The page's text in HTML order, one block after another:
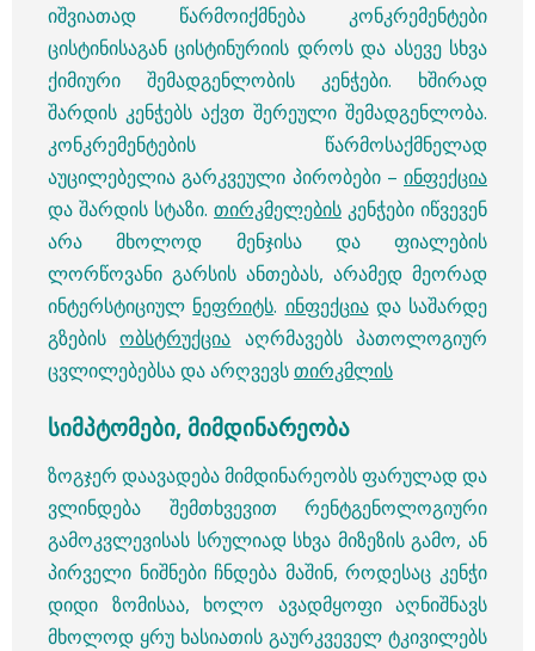
იშვიათად წარმოიქმნება კონკრემენტები
ცისტინისაგან ცისტინურიის დროს და ასევე სხვა
ქიმიური შემადგენლობის კენჭები. ხშირად
შარდის კენჭებს აქვთ შერეული შემადგენლობა.
კონკრემენტების წარმოსაქმნელად
აუცილებელია გარკვეული პირობები – ინფექცია
და შარდის სტაზი. თირკმელების კენჭები იწვევენ
არა მხოლოდ მენჯისა და ფიალების
ლორწოვანი გარსის ანთებას, არამედ მეორად
ინტერსტიციულ ნეფრიტს. ინფექციადა საშარდე
გზებისობსტრუქცია აღრმავებს პათოლოგიურ
ცვლილებებსა და არღვევსთირკმლის
სიმპტომები, მიმდინარეობა
ზოგჯერ დაავადება მიმდინარეობს ფარულად და
ვლინდება შემთხვევით რენტგენოლოგიური
გამოკვლევისას სრულიად სხვა მიზეზის გამო, ან
პირველი ნიშნები ჩნდება მაშინ, როდესაც კენჭი
დიდი ზომისაა, ხოლო ავადმყოფი აღნიშნავს
მხოლოდ ყრუ ხასიათის გაურკვეველ ტკივილებს